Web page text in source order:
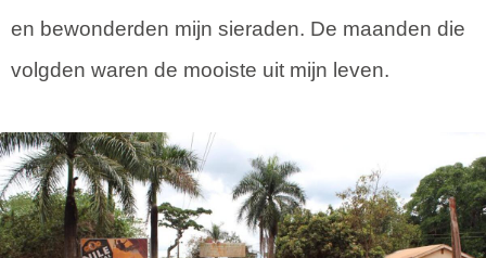
en bewonderden mijn sieraden. De maanden die
volgden waren de mooiste uit mijn leven.